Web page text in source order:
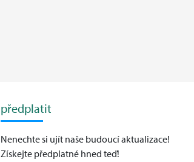
předplatit
Nenechte si ujít naše budoucí aktualizace!
Získejte předplatné hned teď!